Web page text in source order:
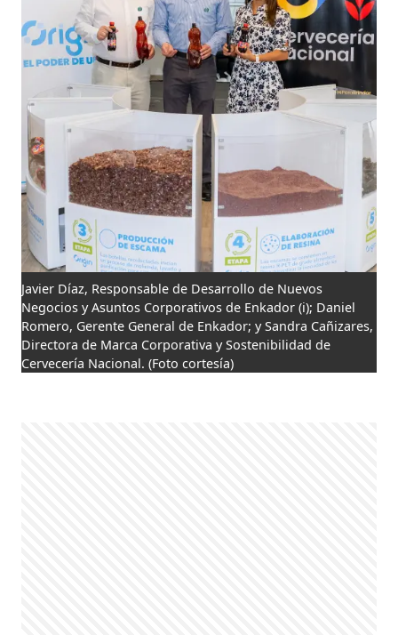
Javier Díaz, Responsable de Desarrollo de Nuevos
Negocios y Asuntos Corporativos de Enkador (i); Daniel
Romero, Gerente General de Enkador; y Sandra Cañizares,
Directora de Marca Corporativa y Sostenibilidad de
Cervecería Nacional. (Foto cortesía)